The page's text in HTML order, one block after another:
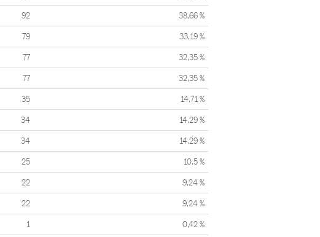
92 38,66 %
79 33,19 %
77 32,35 %
77 32,35 %
35 14,71 %
34 14,29 %
34 14,29 %
25 10,5 %
22 9,24 %
22 9,24 %
1 0,42 %